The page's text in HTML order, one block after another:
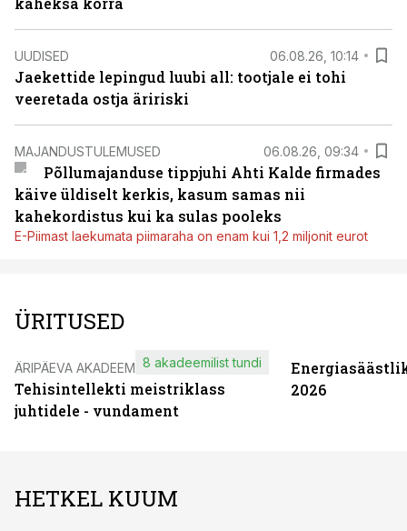
UUDISED 06.08.26, 10:14
Jaekettide lepingud luubi all: tootjale ei tohi
veeretada ostja äririski
MAJANDUSTULEMUSED 06.08.26, 09:34
Põllumajanduse tippjuhi Ahti Kalde firmades
käive üldiselt kerkis, kasum samas nii
kahekordistus kui ka sulas pooleks
E-Piimast laekumata piimaraha on enam kui 1,2 miljonit eurot
ÜRITUSED
ÄRIPÄEVA AKADEEMIA
Tehisintellekti meistriklass
juhtidele - vundament
8 akadeemilist tundi
2026
HETKEL KUUM